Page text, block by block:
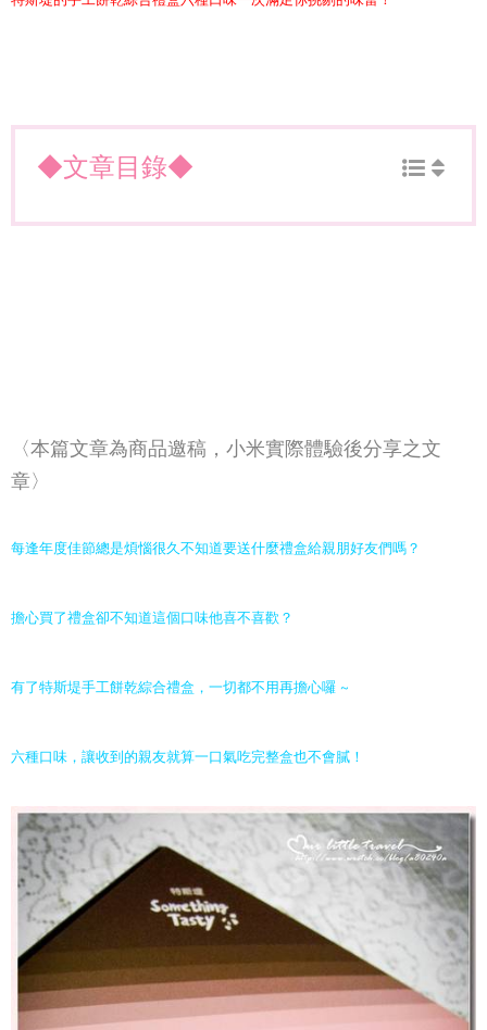
◆文章目錄◆
〈本篇文章為商品邀稿，小米實際體驗後分享之文
章〉
每逢年度佳節總是煩惱很久不知道要送什麼禮盒給親朋好友們嗎？
擔心買了禮盒卻不知道這個口味他喜不喜歡？
有了特斯堤手工餅乾綜合禮盒，一切都不用再擔心囉 ~
六種口味，讓收到的親友就算一口氣吃完整盒也不會膩！